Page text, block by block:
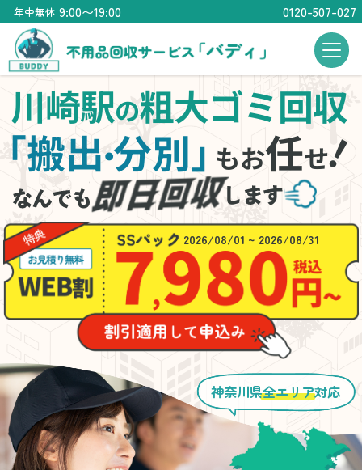
年中無休 9:00〜19:00 0120-507-027
川崎駅の粗大ゴミ回収
搬出・分別」もお任せ
2026/08/01 ~ 2026/08/31
神奈川県全エリア対応